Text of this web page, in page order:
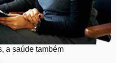
a saúde também